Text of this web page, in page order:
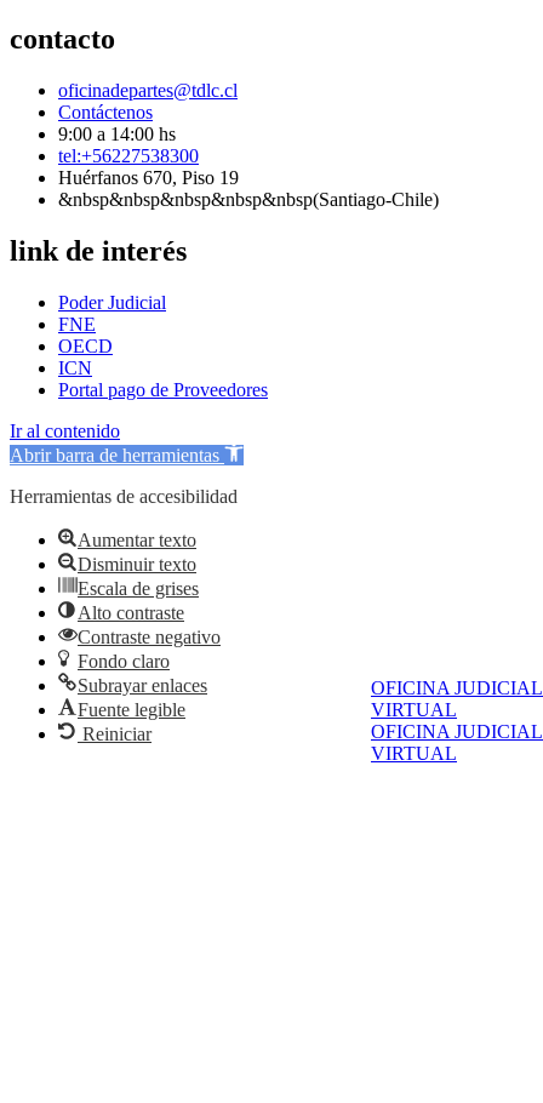
OFICINA JUDICIAL
VIRTUAL
OFICINA JUDICIAL
VIRTUAL
contacto
oficinadepartes@tdlc.cl
Contáctenos
9:00 a 14:00 hs
tel:+56227538300
Huérfanos 670, Piso 19
&nbsp&nbsp&nbsp&nbsp&nbsp(Santiago-Chile)
link de interés
Poder Judicial
FNE
OECD
ICN
Portal pago de Proveedores
Ir al contenido
Abrir barra de herramientas
Herramientas de accesibilidad
Aumentar texto
Disminuir texto
Escala de grises
Alto contraste
Contraste negativo
Fondo claro
Subrayar enlaces
Fuente legible
Reiniciar